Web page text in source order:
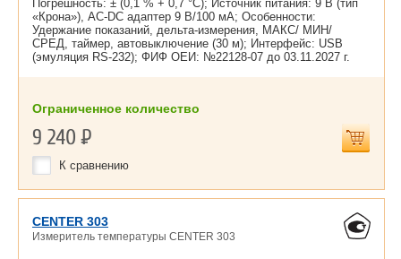
Погрешность: ± (0,1 % + 0,7 °С); Источник питания: 9 В (тип
«Крона»), AC-DC адаптер 9 В/100 мА; Особенности:
Удержание показаний, дельта-измерения, МАКС/ МИН/
СРЕД, таймер, автовыключение (30 м); Интерфейс: USB
(эмуляция RS-232); ФИФ ОЕИ: №22128-07 до 03.11.2027 г.
Ограниченное количество
9 240Р
К сравнению
CENTER 303
Измеритель температуры CENTER 303